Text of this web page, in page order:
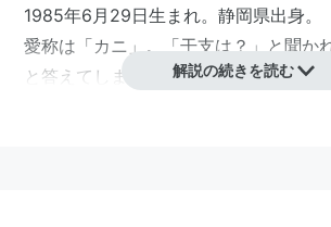
1985年6月29日生まれ。静岡県出身。
愛称は「カニ」。「干支は？」と聞か
と答えてしまったことが由来。
解説の続きを読む